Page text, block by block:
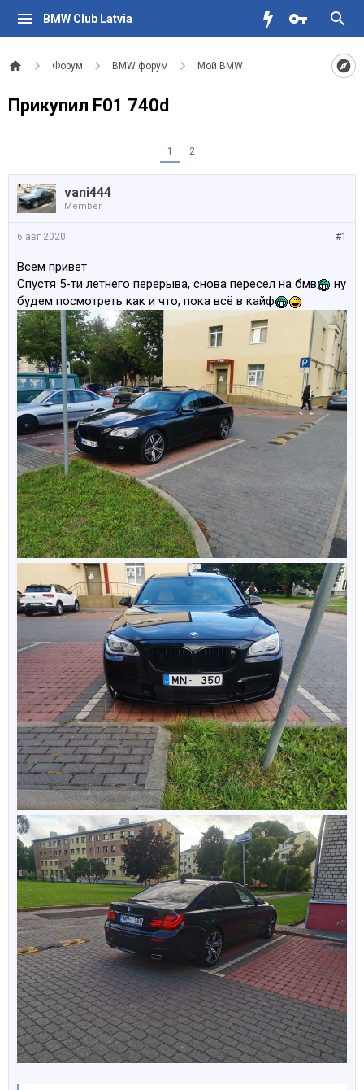
BMW Club Latvia
Форум BMW форум Мой BMW
Прикупил F01 740d
1 2
vani444
Member
#1
6 авг 2020
Всем привет
Спустя 5-ти летнего перерыва, снова пересел на бмв
ну
будем посмотреть как и что, пока всё в кайф